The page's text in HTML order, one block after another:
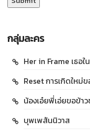
กลุ่มละคร
Her in Frame เธอ
Reset การเกิดใหม่
น้องเอ๋ยพี่เอ่ยขอข้า
บุพเพสันนิวาส